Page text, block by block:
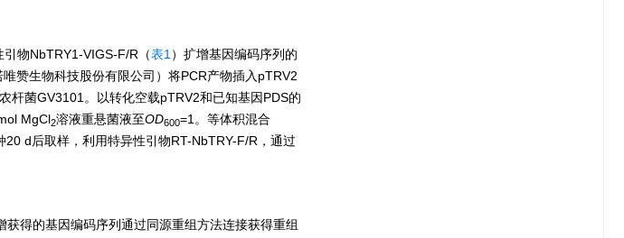
物NbTRY1-VIGS-F/R（表1 ）扩增基因编码序列的
赞生物科技股份有限公司）将PCR产物插入pTRV2
杆菌GV3101。以转化空载pTRV2和已知基因PDS的
MgCl2溶液重悬菌液至OD600=1。等体积混合
d后取样，利用特异性引物RT-NbTRY-F/R，通过
得的基因编码序列通过同源重组方法连接获得重组